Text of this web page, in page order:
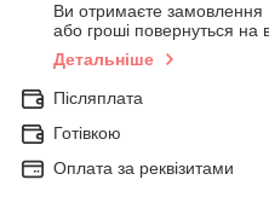
Ви отримаєте замовлення
або гроші повернуться на
Детальніше
Післяплата
Готівкою
Оплата за реквізитами